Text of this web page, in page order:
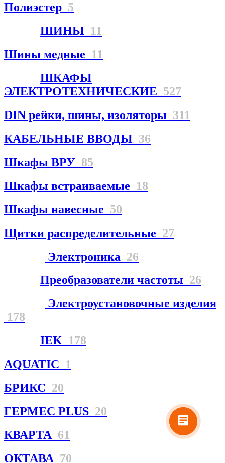
Полиэстер 5
ШИНЫ 11
Шины медные 11
ШКАФЫ
ЭЛЕКТРОТЕХНИЧЕСКИЕ 527
DIN рейки, шины, изоляторы 311
КАБЕЛЬНЫЕ ВВОДЫ 36
Шкафы ВРУ 85
Шкафы встраиваемые 18
Шкафы навесные 50
Щитки распределительные 27
Электроника 26
Преобразователи частоты 26
Электроустановочные изделия
178
IEK 178
AQUATIC 1
БРИКС 20
ГЕРМЕС PLUS 20
КВАРТА 61
ОКТАВА 70